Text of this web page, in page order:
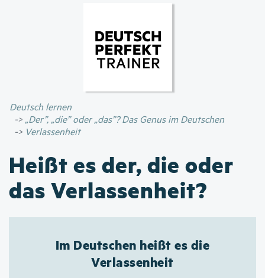
Inhalt
Deutsch lernen
„Der”, „die” oder „das”? Das Genus im Deutschen
Verlassenheit
Heißt es der, die oder
das Verlassenheit?
Im Deutschen heißt es die
Verlassenheit